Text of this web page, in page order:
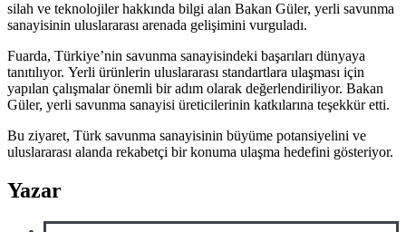
silah ve teknolojiler hakkında bilgi alan Bakan Güler, yerli savunma
sanayisinin uluslararası arenada gelişimini vurguladı.
Fuarda, Türkiye’nin savunma sanayisindeki başarıları dünyaya
tanıtılıyor. Yerli ürünlerin uluslararası standartlara ulaşması için
yapılan çalışmalar önemli bir adım olarak değerlendiriliyor. Bakan
Güler, yerli savunma sanayisi üreticilerinin katkılarına teşekkür etti.
Bu ziyaret, Türk savunma sanayisinin büyüme potansiyelini ve
uluslararası alanda rekabetçi bir konuma ulaşma hedefini gösteriyor.
Yazar